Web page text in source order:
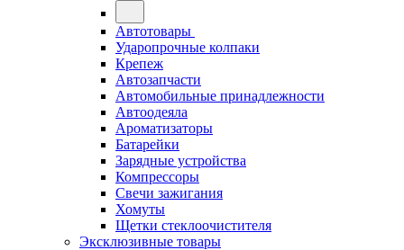
Автотовары
Ударопрочные колпаки
Крепеж
Автозапчасти
Автомобильные принадлежности
Автоодеяла
Ароматизаторы
Батарейки
Зарядные устройства
Компрессоры
Свечи зажигания
Хомуты
Щетки стеклоочистителя
Эксклюзивные товары